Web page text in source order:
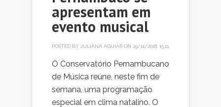
apresentam em
evento musical
POSTED BY JULIANA AGUIAR ON 29/11/2018, 15:11
O Conservatório Pernambucano
de Música reúne, neste fim de
semana, uma programação
especial em clima natalino. O